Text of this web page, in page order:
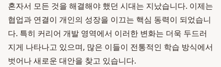
혼자서 모든 것을 해결해야 했던 시대는 지났습니다. 이제는
협업과 연결이 개인의 성장을 이끄는 핵심 동력이 되었습니
다. 특히 커리어 개발 영역에서 이러한 변화는 더욱 두드러
지게 나타나고 있으며, 많은 이들이 전통적인 학습 방식에서
벗어나 새로운 대안을 찾고 있습니다.